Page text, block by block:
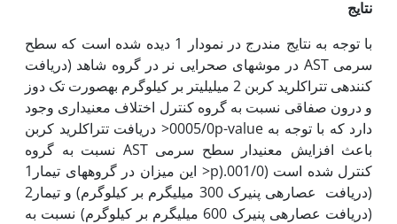
نتایج
با توجه به نتایج مندرج در نمودار 1 دیده شده است که سطح
سرمی AST در موش­های صحرایی نر در گروه شاهد (دریافت
کننده­ی تتراکلرید کربن 2 میلی‏لیتر بر کیلوگرم به‏صورت تک دوز
و درون صفاقی نسبت به گروه کنترل اختلاف معنی­داری وجود
دارد که با توجه به 0005/0p-value< دریافت تتراکلرید کربن
باعث افزایش معنی‏دار سطح سرمی AST نسبت به گروه
کنترل شده است (001/0.(p< این میزان در گروه­های تیمار1
(دریافت عصاره­ی پنیرک 300 میلی‏گرم بر کیلوگرم) و تیمار2
(دریافت عصاره­ی پنیرک 600 میلی‏گرم بر کیلوگرم) نسبت به